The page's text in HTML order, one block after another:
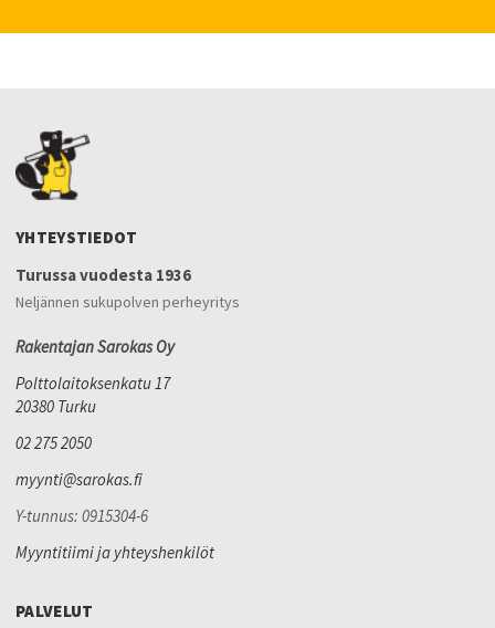
YHTEYSTIEDOT
Turussa vuodesta 1936
Neljännen sukupolven perheyritys
Rakentajan Sarokas Oy
Polttolaitoksenkatu 17
20380 Turku
02 275 2050
myynti@sarokas.fi
Y-tunnus: 0915304-6
Myyntitiimi ja yhteyshenkilöt
PALVELUT